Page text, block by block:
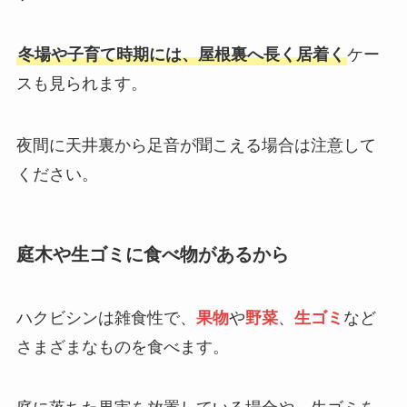
冬場や子育て時期には、屋根裏へ長く居着くケー
スも見られます。
夜間に天井裏から足音が聞こえる場合は注意して
ください。
庭木や生ゴミに食べ物があるから
ハクビシンは雑食性で、 果物や野菜、 生ゴミ など
さまざまなものを食べます。